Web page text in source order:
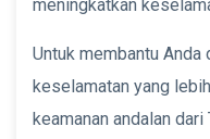
meningkatkan
Untuk membantu
keselamatan yang
keamanan andalan dari